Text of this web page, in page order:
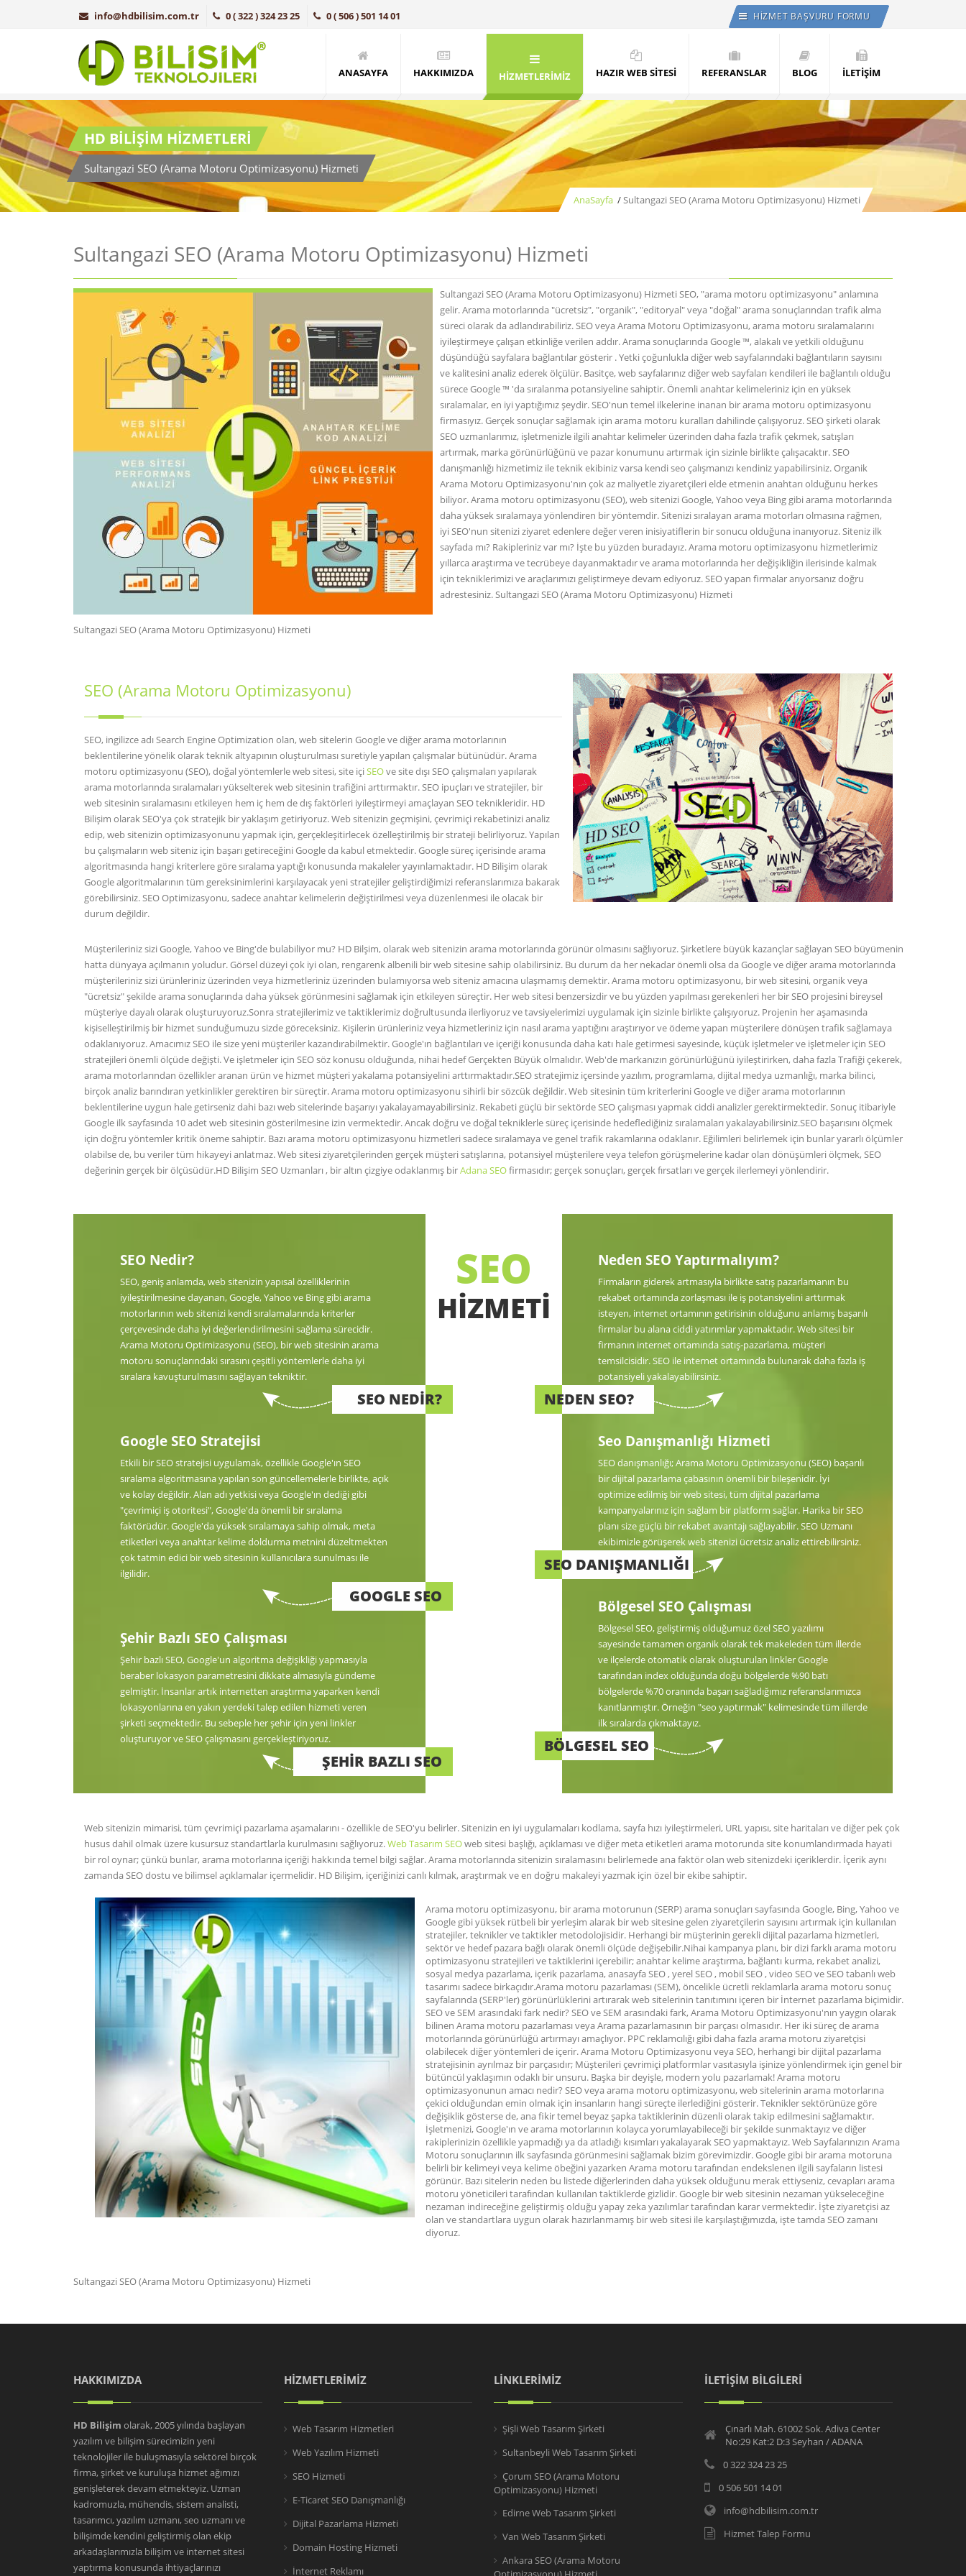
info@hdbilisim.com.tr 0 ( 322 ) 324 23 25 0 ( 506 ) 501 14 01 HİZMET BAŞVURU FORMU
ANASAYFA HAKKIMIZDA HİZMETLERİMİZ HAZIR WEB SİTESİ REFERANSLAR BLOG İLETİŞİM
HD BİLİŞİM HİZMETLERİ
Sultangazi SEO (Arama Motoru Optimizasyonu) Hizmeti
AnaSayfa /Sultangazi SEO (Arama Motoru Optimizasyonu) Hizmeti
Sultangazi SEO (Arama Motoru Optimizasyonu) Hizmeti
Sultangazi SEO (Arama Motoru Optimizasyonu) Hizmeti SEO, "arama motoru optimizasyonu" anlamına
gelir. Arama motorlarında "ücretsiz", "organik", "editoryal" veya "doğal" arama sonuçlarından trafik alma
süreci olarak da adlandırabiliriz. SEO veya Arama Motoru Optimizasyonu, arama motoru sıralamalarını
iyileştirmeye çalışan etkinliğe verilen addır. Arama sonuçlarında Google ™, alakalı ve yetkili olduğunu
düşündüğü sayfalara bağlantılar gösterir . Yetki çoğunlukla diğer web sayfalarındaki bağlantıların sayısını
ve kalitesini analiz ederek ölçülür. Basitçe, web sayfalarınız diğer web sayfaları kendileri ile bağlantılı olduğu
sürece Google ™ 'da sıralanma potansiyeline sahiptir. Önemli anahtar kelimeleriniz için en yüksek
sıralamalar, en iyi yaptığımız şeydir. SEO'nun temel ilkelerine inanan bir arama motoru optimizasyonu
firmasıyız. Gerçek sonuçlar sağlamak için arama motoru kuralları dahilinde çalışıyoruz. SEO şirketi olarak
SEO uzmanlarımız, işletmenizle ilgili anahtar kelimeler üzerinden daha fazla trafik çekmek, satışları
artırmak, marka görünürlüğünü ve pazar konumunu artırmak için sizinle birlikte çalışacaktır. SEO
danışmanlığı hizmetimiz ile teknik ekibiniz varsa kendi seo çalışmanızı kendiniz yapabilirsiniz. Organik
Arama Motoru Optimizasyonu'nın çok az maliyetle ziyaretçileri elde etmenin anahtarı olduğunu herkes
biliyor. Arama motoru optimizasyonu (SEO), web sitenizi Google, Yahoo veya Bing gibi arama motorlarında
daha yüksek sıralamaya yönlendiren bir yöntemdir. Sitenizi sıralayan arama motorları olmasına rağmen,
iyi SEO'nun sitenizi ziyaret edenlere değer veren inisiyatiflerin bir sonucu olduğuna inanıyoruz. Siteniz ilk
sayfada mı? Rakipleriniz var mı? İşte bu yüzden buradayız. Arama motoru optimizasyonu hizmetlerimiz
yıllarca araştırma ve tecrübeye dayanmaktadır ve arama motorlarında her değişikliğin ilerisinde kalmak
için tekniklerimizi ve araçlarımızı geliştirmeye devam ediyoruz. SEO yapan firmalar arıyorsanız doğru
adrestesiniz. Sultangazi SEO (Arama Motoru Optimizasyonu) Hizmeti
Sultangazi SEO (Arama Motoru Optimizasyonu) Hizmeti
SEO (Arama Motoru Optimizasyonu)
SEO, ingilizce adı Search Engine Optimization olan, web sitelerin Google ve diğer arama motorlarının
beklentilerine yönelik olarak teknik altyapının oluşturulması suretiyle yapılan çalışmalar bütünüdür. Arama
motoru optimizasyonu (SEO), doğal yöntemlerle web sitesi, site içiSEOve site dışı SEO çalışmaları yapılarak
arama motorlarında sıralamaları yükselterek web sitesinin trafiğini arttırmaktır. SEO ipuçları ve stratejiler, bir
web sitesinin sıralamasını etkileyen hem iç hem de dış faktörleri iyileştirmeyi amaçlayan SEO teknikleridir. HD
Bilişim olarak SEO'ya çok stratejik bir yaklaşım getiriyoruz. Web sitenizin geçmişini, çevrimiçi rekabetinizi analiz
edip, web sitenizin optimizasyonunu yapmak için, gerçekleşitirlecek özelleştirilmiş bir strateji belirliyoruz. Yapılan
bu çalışmaların web siteniz için başarı getireceğini Google da kabul etmektedir. Google süreç içerisinde arama
algoritmasında hangi kriterlere göre sıralama yaptığı konusunda makaleler yayınlamaktadır. HD Bilişim olarak
Google algoritmalarının tüm gereksinimlerini karşılayacak yeni stratejiler geliştirdiğimizi referanslarımıza bakarak
görebilirsiniz. SEO Optimizasyonu, sadece anahtar kelimelerin değiştirilmesi veya düzenlenmesi ile olacak bir
durum değildir.
Müşterileriniz sizi Google, Yahoo ve Bing'de bulabiliyor mu? HD Bilşim, olarak web sitenizin arama motorlarında görünür olmasını sağlıyoruz. Şirketlere büyük kazançlar sağlayan SEO büyümenin
hatta dünyaya açılmanın yoludur. Görsel düzeyi çok iyi olan, rengarenk albenili bir web sitesine sahip olabilirsiniz. Bu durum da her nekadar önemli olsa da Google ve diğer arama motorlarında
müşterileriniz sizi ürünleriniz üzerinden veya hizmetleriniz üzerinden bulamıyorsa web siteniz amacına ulaşmamış demektir. Arama motoru optimizasyonu, bir web sitesini, organik veya
"ücretsiz" şekilde arama sonuçlarında daha yüksek görünmesini sağlamak için etkileyen süreçtir. Her web sitesi benzersizdir ve bu yüzden yapılması gerekenleri her bir SEO projesini bireysel
müşteriye dayalı olarak oluşturuyoruz.Sonra stratejilerimiz ve taktiklerimiz doğrultusunda ilerliyoruz ve tavsiyelerimizi uygulamak için sizinle birlikte çalışıyoruz. Projenin her aşamasında
kişiselleştirilmiş bir hizmet sunduğumuzu sizde göreceksiniz. Kişilerin ürünleriniz veya hizmetleriniz için nasıl arama yaptığını araştırıyor ve ödeme yapan müşterilere dönüşen trafik sağlamaya
odaklanıyoruz. Amacımız SEO ile size yeni müşteriler kazandırabilmektir. Google'ın bağlantıları ve içeriği konusunda daha katı hale getirmesi sayesinde, küçük işletmeler ve işletmeler için SEO
stratejileri önemli ölçüde değişti. Ve işletmeler için SEO söz konusu olduğunda, nihai hedef Gerçekten Büyük olmalıdır. Web'de markanızın görünürlüğünü iyileştirirken, daha fazla Trafiği çekerek,
arama motorlarından özellikler aranan ürün ve hizmet müşteri yakalama potansiyelini arttırmaktadır.SEO stratejimiz içersinde yazılım, programlama, dijital medya uzmanlığı, marka bilinci,
birçok analiz barındıran yetkinlikler gerektiren bir süreçtir. Arama motoru optimizasyonu sihirli bir sözcük değildir. Web sitesinin tüm kriterlerini Google ve diğer arama motorlarının
beklentilerine uygun hale getirseniz dahi bazı web sitelerinde başarıyı yakalayamayabilirsiniz. Rekabeti güçlü bir sektörde SEO çalışması yapmak ciddi analizler gerektirmektedir. Sonuç itibariyle
Google ilk sayfasında 10 adet web sitesinin gösterilmesine izin vermektedir. Ancak doğru ve doğal tekniklerle süreç içerisinde hedeflediğiniz sıralamaları yakalayabilirsiniz.SEO başarısını ölçmek
için doğru yöntemler kritik öneme sahiptir. Bazı arama motoru optimizasyonu hizmetleri sadece sıralamaya ve genel trafik rakamlarına odaklanır. Eğilimleri belirlemek için bunlar yararlı ölçümler
olabilse de, bu veriler tüm hikayeyi anlatmaz. Web sitesi ziyaretçilerinden gerçek müşteri satışlarına, potansiyel müşterilere veya telefon görüşmelerine kadar olan dönüşümleri ölçmek, SEO
değerinin gerçek bir ölçüsüdür.HD Bilişim SEO Uzmanları , bir altın çizgiye odaklanmış birAdana SEOfirmasıdır; gerçek sonuçları, gerçek fırsatları ve gerçek ilerlemeyi yönlendirir.
SEO Nedir?
SEO, geniş anlamda, web sitenizin yapısal özelliklerinin
iyileştirilmesine dayanan, Google, Yahoo ve Bing gibi arama
motorlarının web sitenizi kendi sıralamalarında kriterler
çerçevesinde daha iyi değerlendirilmesini sağlama sürecidir.
Arama Motoru Optimizasyonu (SEO), bir web sitesinin arama
motoru sonuçlarındaki sırasını çeşitli yöntemlerle daha iyi
sıralara kavuşturulmasını sağlayan tekniktir.
SEO NEDİR?
Google SEO Stratejisi
Etkili bir SEO stratejisi uygulamak, özellikle Google'ın SEO
sıralama algoritmasına yapılan son güncellemelerle birlikte, açık
ve kolay değildir. Alan adı yetkisi veya Google'ın dediği gibi
"çevrimiçi iş otoritesi", Google'da önemli bir sıralama
faktörüdür. Google'da yüksek sıralamaya sahip olmak, meta
etiketleri veya anahtar kelime doldurma metnini düzeltmekten
çok tatmin edici bir web sitesinin kullanıcılara sunulması ile
ilgilidir.
GOOGLE SEO
Şehir Bazlı SEO Çalışması
Şehir bazlı SEO, Google'un algoritma değişikliği yapmasıyla
beraber lokasyon parametresini dikkate almasıyla gündeme
gelmiştir. İnsanlar artık internetten araştırma yaparken kendi
lokasyonlarına en yakın yerdeki talep edilen hizmeti veren
şirketi seçmektedir. Bu sebeple her şehir için yeni linkler
oluşturuyor ve SEO çalışmasını gerçekleştiriyoruz.
ŞEHİR BAZLI SEO
SEO
HİZMETİ
Neden SEO Yaptırmalıyım?
Firmaların giderek artmasıyla birlikte satış pazarlamanın bu
rekabet ortamında zorlaşması ile iş potansiyelini arttırmak
isteyen, internet ortamının getirisinin olduğunu anlamış başarılı
firmalar bu alana ciddi yatırımlar yapmaktadır. Web sitesi bir
firmanın internet ortamında satış-pazarlama, müşteri
temsilcisidir. SEO ile internet ortamında bulunarak daha fazla iş
potansiyeli yakalayabilirsiniz.
NEDEN SEO?
Seo Danışmanlığı Hizmeti
SEO danışmanlığı; Arama Motoru Optimizasyonu (SEO) başarılı
bir dijital pazarlama çabasının önemli bir bileşenidir. İyi
optimize edilmiş bir web sitesi, tüm dijital pazarlama
kampanyalarınız için sağlam bir platform sağlar. Harika bir SEO
planı size güçlü bir rekabet avantajı sağlayabilir. SEO Uzmanı
ekibimizle görüşerek web sitenizi ücretsiz analiz ettirebilirsiniz.
SEO DANIŞMANLIĞI
Bölgesel SEO Çalışması
Bölgesel SEO, geliştirmiş olduğumuz özel SEO yazılımı
sayesinde tamamen organik olarak tek makeleden tüm illerde
ve ilçelerde otomatik olarak oluşturulan linkler Google
tarafından index olduğunda doğu bölgelerde %90 batı
bölgelerde %70 oranında başarı sağladığımız referanslarımızca
kanıtlanmıştır. Örneğin "seo yaptırmak" kelimesinde tüm illerde
ilk sıralarda çıkmaktayız.
BÖLGESEL SEO
Web sitenizin mimarisi, tüm çevrimiçi pazarlama aşamalarını - özellikle de SEO'yu belirler. Sitenizin en iyi uygulamaları kodlama, sayfa hızı iyileştirmeleri, URL yapısı, site haritaları ve diğer pek çok
husus dahil olmak üzere kusursuz standartlarla kurulmasını sağlıyoruz.Web Tasarım SEOweb sitesi başlığı, açıklaması ve diğer meta etiketleri arama motorunda site konumlandırmada hayati
bir rol oynar; çünkü bunlar, arama motorlarına içeriği hakkında temel bilgi sağlar. Arama motorlarında sitenizin sıralamasını belirlemede ana faktör olan web sitenizdeki içeriklerdir. İçerik aynı
zamanda SEO dostu ve bilimsel açıklamalar içermelidir. HD Bilişim, içeriğinizi canlı kılmak, araştırmak ve en doğru makaleyi yazmak için özel bir ekibe sahiptir.
Arama motoru optimizasyonu, bir arama motorunun (SERP) arama sonuçları sayfasında Google, Bing, Yahoo ve
Google gibi yüksek rütbeli bir yerleşim alarak bir web sitesine gelen ziyaretçilerin sayısını artırmak için kullanılan
stratejiler, teknikler ve taktikler metodolojisidir. Herhangi bir müşterinin gerekli dijital pazarlama hizmetleri,
sektör ve hedef pazara bağlı olarak önemli ölçüde değişebilir.Nihai kampanya planı, bir dizi farklı arama motoru
optimizasyonu stratejileri ve taktiklerini içerebilir; anahtar kelime araştırma, bağlantı kurma, rekabet analizi,
sosyal medya pazarlama, içerik pazarlama, anasayfa SEO , yerel SEO , mobil SEO , video SEO ve SEO tabanlı web
tasarımı sadece birkaçıdır.Arama motoru pazarlaması (SEM), öncelikle ücretli reklamlarla arama motoru sonuç
sayfalarında (SERP'ler) görünürlüklerini artırarak web sitelerinin tanıtımını içeren bir İnternet pazarlama biçimidir.
SEO ve SEM arasındaki fark nedir? SEO ve SEM arasındaki fark, Arama Motoru Optimizasyonu'nın yaygın olarak
bilinen Arama motoru pazarlaması veya Arama pazarlamasının bir parçası olmasıdır. Her iki süreç de arama
motorlarında görünürlüğü artırmayı amaçlıyor. PPC reklamcılığı gibi daha fazla arama motoru ziyaretçisi
olabilecek diğer yöntemleri de içerir. Arama Motoru Optimizasyonu veya SEO, herhangi bir dijital pazarlama
stratejisinin ayrılmaz bir parçasıdır; Müşterileri çevrimiçi platformlar vasıtasıyla işinize yönlendirmek için genel bir
bütüncül yaklaşımın odaklı bir unsuru. Başka bir deyişle, modern yolu pazarlamak! Arama motoru
optimizasyonunun amacı nedir? SEO veya arama motoru optimizasyonu, web sitelerinin arama motorlarına
çekici olduğundan emin olmak için insanların hangi süreçte ilerlediğini gösterir. Teknikler sektörünüze göre
değişiklik gösterse de, ana fikir temel beyaz şapka taktiklerinin düzenli olarak takip edilmesini sağlamaktır.
İşletmenizi, Google'ın ve arama motorlarının kolayca yorumlayabileceği bir şekilde sunmaktayız ve diğer
rakiplerinizin özellikle yapmadığı ya da atladığı kısımları yakalayarak SEO yapmaktayız. Web Sayfalarınızın Arama
Motoru sonuçlarının ilk sayfasında görünmesini sağlamak bizim görevimizdir. Google gibi bir arama motoruna
belirli bir kelimeyi veya kelime öbeğini yazarken Arama motoru tarafından endekslenen ilgili sayfaların listesi
görünür. Bazı sitelerin neden bu listede diğerlerinden daha yüksek olduğunu merak ettiyseniz, cevapları arama
motoru yöneticileri tarafından kullanılan taktiklerde gizlidir. Google bir web sitesinin nezaman yükseleceğine
nezaman indireceğine geliştirmiş olduğu yapay zeka yazılımlar tarafından karar vermektedir. İşte ziyaretçisi az
olan ve standartlara uygun olarak hazırlanmamış bir web sitesi ile karşılaştığımızda, işte tamda SEO zamanı
diyoruz.
Sultangazi SEO (Arama Motoru Optimizasyonu) Hizmeti
HAKKIMIZDA
HD Bilişim olarak, 2005 yılında başlayan
yazılım ve bilişim sürecimizin yeni
teknolojiler ile buluşmasıyla sektörel birçok
firma, şirket ve kuruluşa hizmet ağımızı
genişleterek devam etmekteyiz. Uzman
kadromuzla, mühendis, sistem analisti,
tasarımcı, yazılım uzmanı, seo uzmanı ve
bilişimde kendini geliştirmiş olan ekip
arkadaşlarımızla bilişim ve internet sitesi
yaptırma konusunda ihtiyaçlarınızı
HİZMETLERİMİZ
Web Tasarım Hizmetleri
Web Yazılım Hizmeti
SEO Hizmeti
E-Ticaret SEO Danışmanlığı
Dijital Pazarlama Hizmeti
Domain Hosting Hizmeti
İnternet Reklamı
LİNKLERİMİZ
Şişli Web Tasarım Şirketi
Sultanbeyli Web Tasarım Şirketi
Çorum SEO (Arama Motoru
Optimizasyonu) Hizmeti
Edirne Web Tasarım Şirketi
Van Web Tasarım Şirketi
Ankara SEO (Arama Motoru
İLETİŞİM BİLGİLERİ
Çınarlı Mah. 61002 Sok. Adiva Center
No:29 Kat:2 D:3 Seyhan / ADANA
0 322 324 23 25
0 506 501 14 01
info@hdbilisim.com.tr
Hizmet Talep Formu